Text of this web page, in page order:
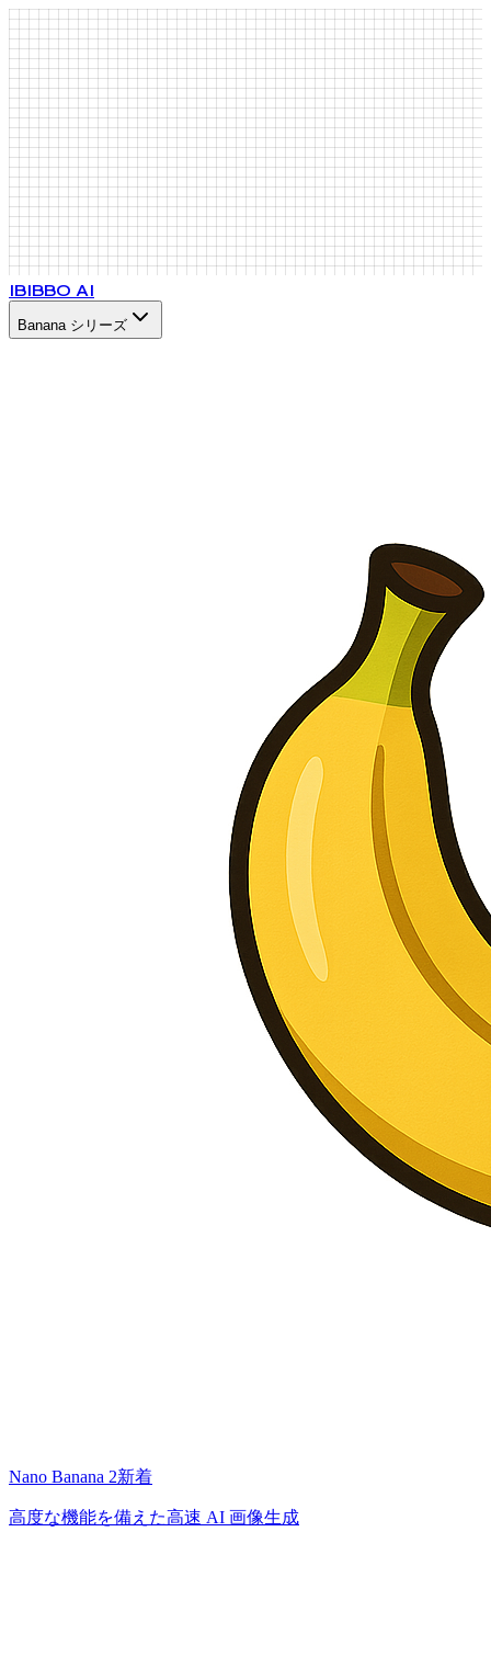
IBIBBO AI
Banana シリーズ
Nano Banana 2新着
高度な機能を備えた高速 AI 画像生成